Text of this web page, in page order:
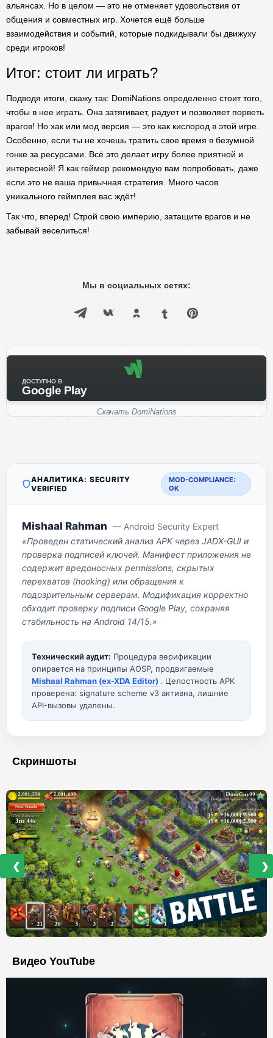
альянсах. Но в целом — это не отменяет удовольствия от
общения и совместных игр. Хочется ещё больше
взаимодействия и событий, которые подкидывали бы движуху
среди игроков!
Итог: стоит ли играть?
Подводя итоги, скажу так: DomiNations определенно стоит того,
чтобы в нее играть. Она затягивает, радует и позволяет порветь
врагов! Но хак или мод версия — это как кислород в этой игре.
Особенно, если ты не хочешь тратить свое время в безумной
гонке за ресурсами. Всё это делает игру более приятной и
интересной! Я как геймер рекомендую вам попробовать, даже
если это не ваша привычная стратегия. Много часов
уникального геймплея вас ждёт!
Так что, вперед! Строй свою империю, затащите врагов и не
забывай веселиться!
Мы в социальных сетях:
ДОСТУПНО В
Google Play
Скачать DomiNations
АНАЛИТИКА: SECURITY
VERIFIED
MOD-COMPLIANCE:
OK
Mishaal Rahman — Android Security Expert
«Проведен статический анализ APK через JADX-GUI и
проверка подписей ключей. Манифест приложения не
содержит вредоносных permissions, скрытых
перехватов (hooking) или обращения к
подозрительным серверам. Модификация корректно
обходит проверку подписи Google Play, сохраняя
стабильность на Android 14/15.»
Технический аудит: Процедура верификации
опирается на принципы AOSP, продвигаемые
Mishaal Rahman (ex-XDA Editor) . Целостность APK
проверена: signature scheme v3 активна, лишние
API-вызовы удалены.
Скриншоты
❮ ❯
Видео YouTube